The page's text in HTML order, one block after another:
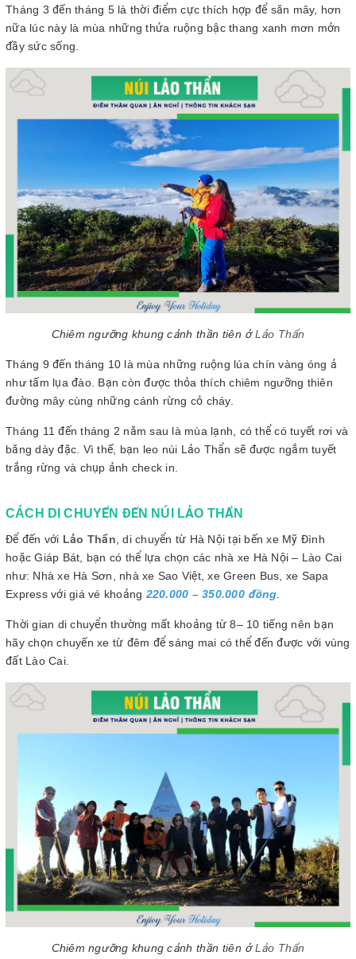
Tháng 3 đến tháng 5 là thời điểm cực thích hợp để săn mây, hơn
nữa lúc này là mùa những thửa ruộng bậc thang xanh mơn mởn
đầy sức sống.
Chiêm ngưỡng khung cảnh thần tiên ởLảo Thẩn
Tháng 9 đến tháng 10 là mùa những ruộng lúa chín vàng óng ả
như tấm lụa đào. Bạn còn được thỏa thích chiêm ngưỡng thiên
đường mây cùng những cánh rừng cỏ cháy.
Tháng 11 đến tháng 2 năm sau là mùa lạnh, có thể có tuyết rơi và
băng dày đặc. Vì thế, bạn leo núi Lảo Thẩn sẽ được ngắm tuyết
trắng rừng và chụp ảnh check in.
CÁCH DI CHUYỂN ĐẾN NÚI LẢO THẨN
Để đến với Lảo Thẩn , di chuyển từ Hà Nội tại bến xe Mỹ Đình
hoặc Giáp Bát, bạn có thể lựa chọn các nhà xe Hà Nội – Lào Cai
như: Nhà xe Hà Sơn, nhà xe Sao Việt, xe Green Bus, xe Sapa
Express với giá vé khoảng 220.000 – 350.000 đồng
Thời gian di chuyển thường mất khoảng từ 8– 10 tiếng nên bạn
hãy chọn chuyến xe từ đêm để sáng mai có thể đến được với vùng
đất Lào Cai.
Chiêm ngưỡng khung cảnh thần tiên ởLảo Thẩn